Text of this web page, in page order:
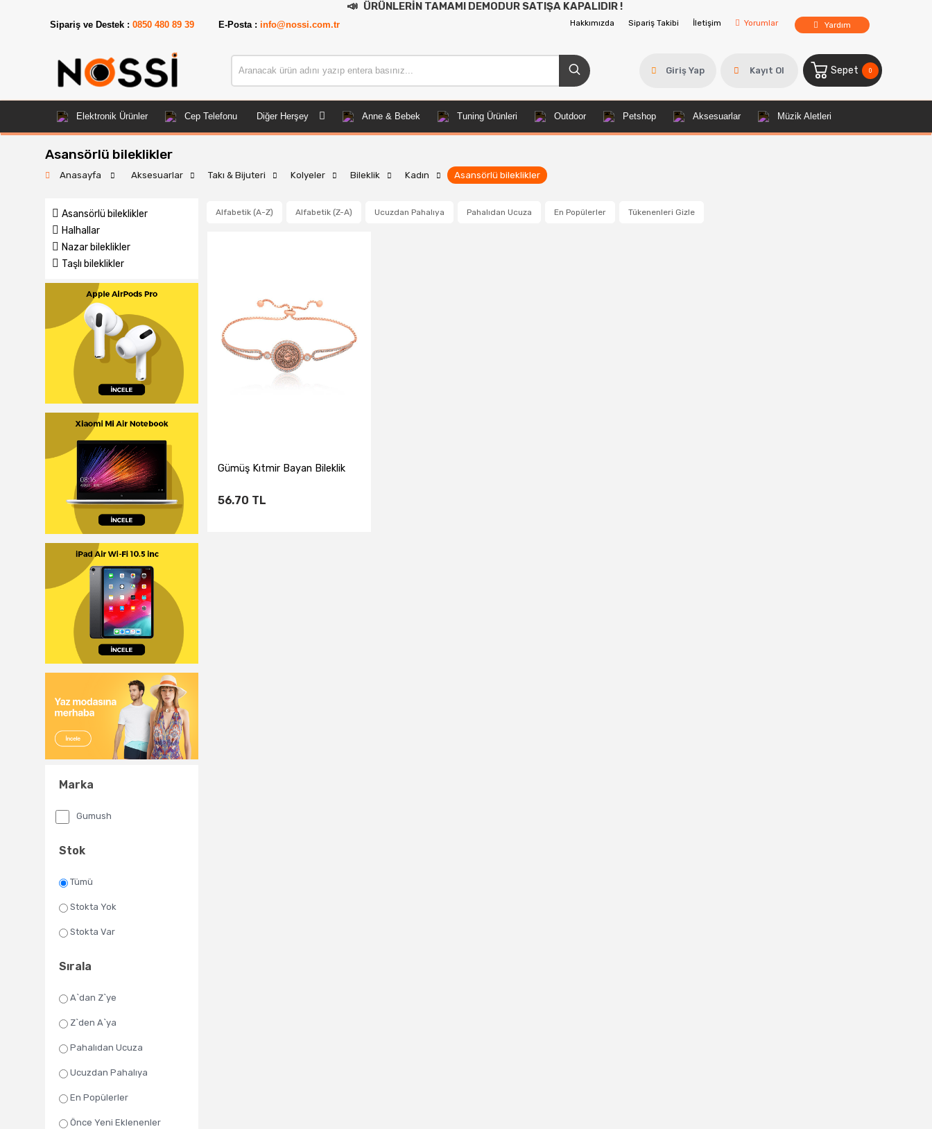
ÜRÜNLERİN TAMAMI DEMODUR SATIŞA KAPALIDIR !
Sipariş ve Destek : 0850 480 89 39 E-Posta :info@nossi.com.tr Hakkımızda Sipariş Takibi İletişim Yorumlar Yardım
Giriş Yap Kayıt Ol Sepet 0
Elektronik Ürünler Cep Telefonu Diğer Herşey Anne & Bebek Tuning Ürünleri Outdoor Petshop Aksesuarlar Müzik Aletleri
Asansörlü bileklikler
Anasayfa Aksesuarlar Takı & Bijuteri Kolyeler Bileklik Kadın Asansörlü bileklikler
Asansörlü bileklikler
Halhallar
Nazar bileklikler
Taşlı bileklikler
Marka
Gumush
Stok
Tümü
Stokta Yok
Stokta Var
Sırala
A`dan Z`ye
Z`den A`ya
Pahalıdan Ucuza
Ucuzdan Pahalıya
En Popülerler
Önce Yeni Eklenenler
Alfabetik (A-Z) Alfabetik (Z-A) Ucuzdan Pahalıya Pahalıdan Ucuza En Popülerler Tükenenleri Gizle
Gümüş Kıtmir Bayan Bileklik
56.70 TL